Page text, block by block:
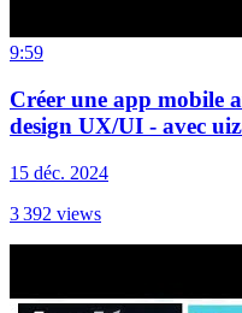
9:59
Créer une app mobile
design UX/UI - avec
15 déc. 2024
3 392 views